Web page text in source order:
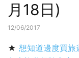
月18日)
12/06/2017
★ 想知道邊度買